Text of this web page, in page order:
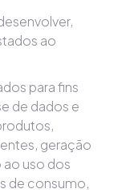
ao
para fins
de dados e
geração
uso dos
de consumo,